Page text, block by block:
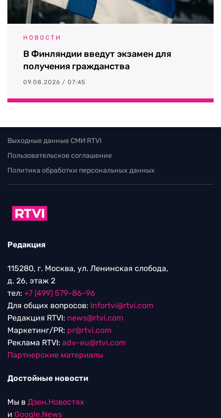
НОВОСТИ
В Финляндии введут экзамен для
получения гражданства
09.08.2026 / 07:45
Выходные данные СМИ RTVI
Пользовательское соглашение
Политика обработки персональных данных
Редакция
115280, г. Москва, ул. Ленинская слобода,
д. 26, этаж 2
тел: +7 (499) 579-86-96
Для общих вопросов: Infortvi@rtvi.com
Редакция RTVI: news@rtvi.com
Маркетинг/PR: pr@rtvi.com
Реклама RTVI: adv-eu@rtvi.com
Партнерские материалы
Достойные новости
Мы в Дзен.Новостях
и Google.News